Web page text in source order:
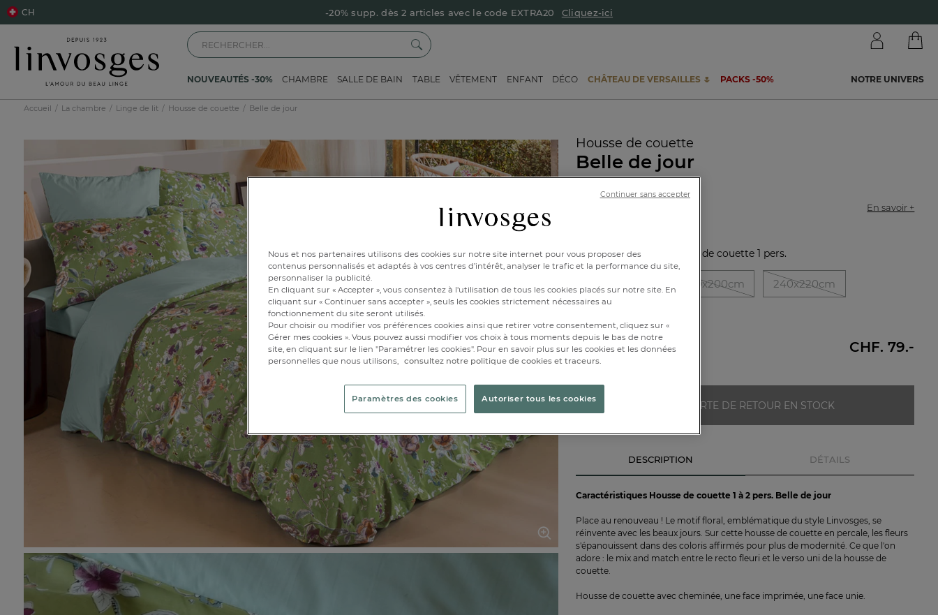
-20% supp. dès 2 articles avec le code EXTRA20 Cliquez-ici
CH
NOUVEAUTÉS -30% CHAMBRE SALLE DE BAIN TABLE VÊTEMENT ENFANT DÉCO CHÂTEAU DE VERSAILLES 🌷 PACKS -50% NOTRE UNIVERS
Accueil La chambre Linge de lit Housse de couette Belle de jour
Housse de couette
Belle de jour
En savoir +
Caractéristique : Housse de couette 1 pers.
140x200cm 200x200cm 240x220cm
Disponible sous
CHF. 79.-
ALERTE DE RETOUR EN STOCK
DESCRIPTION DÉTAILS
Caractéristiques Housse de couette 1 à 2 pers. Belle de jour
Place au renouveau ! Le motif floral, emblématique du style Linvosges, se
réinvente avec les beaux jours. Sur cette housse de couette en percale, les fleurs
s'épanouissent dans des coloris affirmés pour plus de modernité. Ce que l'on
adore : le mix and match entre le recto fleuri et le verso uni de la housse de
couette.
Housse de couette avec cheminée, une face imprimée, une face unie.
Nous et nos partenaires utilisons des cookies sur notre site internet pour vous proposer des
contenus personnalisés et adaptés à vos centres d’intérêt, analyser le trafic et la performance du site,
personnaliser la publicité.
En cliquant sur « Accepter », vous consentez à l'utilisation de tous les cookies placés sur notre site. En
cliquant sur « Continuer sans accepter », seuls les cookies strictement nécessaires au
fonctionnement du site seront utilisés.
Pour choisir ou modifier vos préférences cookies ainsi que retirer votre consentement, cliquez sur «
Gérer mes cookies ». Vous pouvez aussi modifier vos choix à tous moments depuis le bas de notre
site, en cliquant sur le lien "Paramétrer les cookies". Pour en savoir plus sur les cookies et les données
personnelles que nous utilisons, consultez notre politique de cookies et traceurs.
Paramètres des cookies Autoriser tous les cookies
Continuer sans accepter